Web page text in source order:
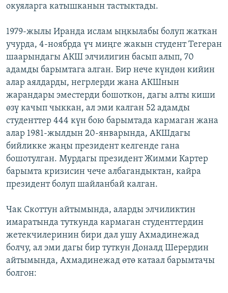
окуяларга катышканын тастыктады.
1979-жылы Иранда ислам ыңкылабы болуп жаткан
учурда, 4-ноябрда үч миңге жакын студент Тегеран
шаарындагы АКШ элчилигин басып алып, 70
адамды барымтага алган. Бир нече күндөн кийин
алар аялдарды, негрлерди жана АКШнын
жарандары эместерди бошоткон, дагы алты киши
өзү качып чыккан, ал эми калган 52 адамды
студенттер 444 күн бою барымтада кармаган жана
алар 1981-жылдын 20-январында, АКШдагы
бийликке жаңы президент келгенде гана
бошотулган. Мурдагы президент Жимми Картер
барымта кризисин чече албагандыктан, кайра
президент болуп шайланбай калган.
Чак Скоттун айтымында, аларды элчиликтин
имаратында туткунда кармаган студенттердин
жетекчилеринин бири дал ушу Ахмадинежад
болчу, ал эми дагы бир туткун Доналд Шерердин
айтымында, Ахмадинежад өтө катаал барымтачы
болгон: